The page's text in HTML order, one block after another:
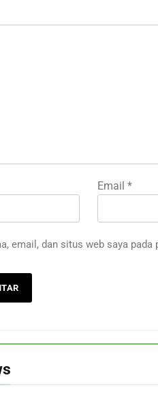
Email *
email, dan situs web saya